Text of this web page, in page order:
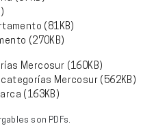
(81KB)
(270KB)
Mercosur (160KB)
Mercosur (562KB)
(163KB)
son PDFs.